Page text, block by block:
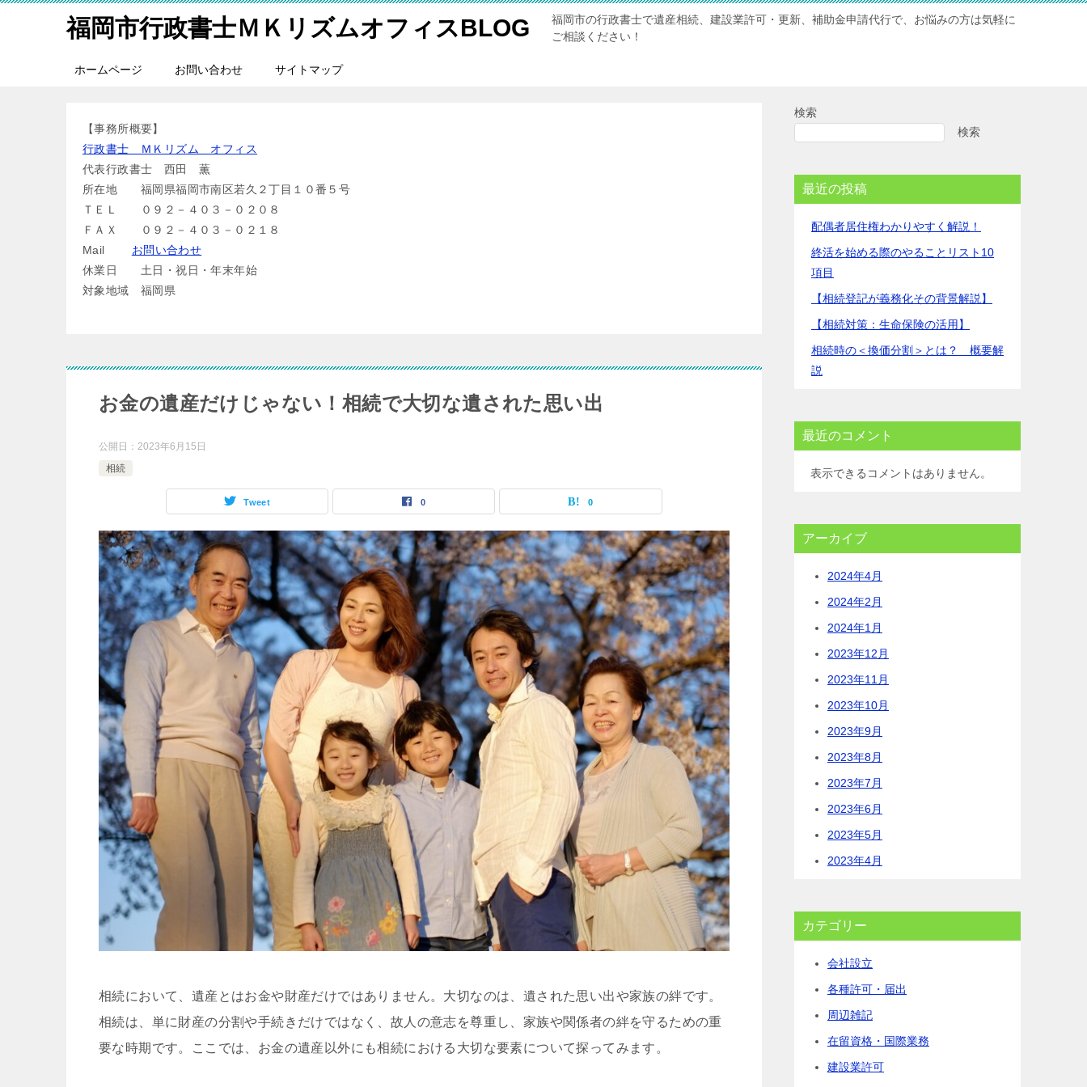
福岡市行政書士ＭＫリズムオフィスBLOG
福岡市の行政書士で遺産相続、建設業許可・更新、補助金申請代行で、お悩みの方は気軽に
ご相談ください！
ホームページ お問い合わせ サイトマップ
【事務所概要】
行政書士 ＭＫリズム オフィス
代表行政書士 西田 薫
所在地 福岡県福岡市南区若久２丁目１０番５号
ＴＥＬ ０９２－４０３－０２０８
ＦＡＸ ０９２－４０３－０２１８
Mail お問い合わせ
休業日 土日・祝日・年末年始
対象地域 福岡県
お金の遺産だけじゃない！相続で大切な遺された思い出
公開日： 2023年6月15日
相続
Tweet 0 0
相続において、遺産とはお金や財産だけではありません。大切なのは、遺された思い出や家族の絆です。
相続は、単に財産の分割や手続きだけではなく、故人の意志を尊重し、家族や関係者の絆を守るための重
要な時期です。ここでは、お金の遺産以外にも相続における大切な要素について探ってみます。
検索
検索
最近の投稿
配偶者居住権わかりやすく解説！
終活を始める際のやることリスト10
項目
【相続登記が義務化その背景解説】
【相続対策：生命保険の活用】
相続時の＜換価分割＞とは？ 概要解
説
最近のコメント
表示できるコメントはありません。
アーカイブ
2024年4月
2024年2月
2024年1月
2023年12月
2023年11月
2023年10月
2023年9月
2023年8月
2023年7月
2023年6月
2023年5月
2023年4月
カテゴリー
会社設立
各種許可・届出
周辺雑記
在留資格・国際業務
建設業許可